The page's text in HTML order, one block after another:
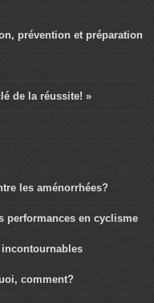
prévention et préparation
de la réussite! »
les aménorrhées?
performances en cyclisme
comment?